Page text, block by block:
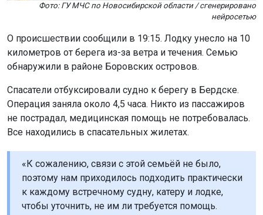
Фото: ГУ МЧС по Новосибирской области / сгенерировано
нейросетью
О происшествии сообщили в 19:15. Лодку унесло на 10
километров от берега из-за ветра и течения. Семью
обнаружили в районе Боровских островов.
Спасатели отбуксировали судно к берегу в Бердске.
Операция заняла около 4,5 часа. Никто из пассажиров
не пострадал, медицинская помощь не потребовалась.
Все находились в спасательных жилетах.
«К сожалению, связи с этой семьёй не было,
поэтому нам приходилось подходить практически
к каждому встречному судну, катеру и лодке,
чтобы уточнить, не им ли требуется помощь.